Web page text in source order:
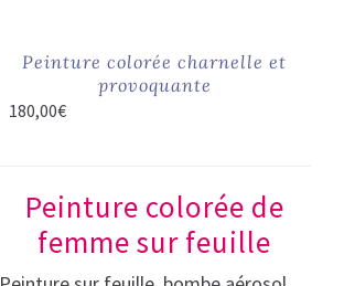
Peinture colorée charnelle et
provoquante
180,00€
Peinture colorée de
femme sur feuille